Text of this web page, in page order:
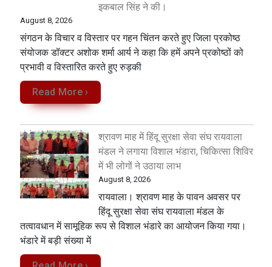
इकबाल सिंह ने की।
August 8, 2026
संगठन के विचार व विस्तार पर गहन चिंतन करते हुए जिला प्रकोष्ठ
संयोजक डॉक्टर अशोक शर्मा आर्य ने कहा कि हमें अपने प्रकोष्ठों को
प्रभावी व विस्तारित करते हुए रुड़की
Read More ›
श्रावण माह में हिंदू सुरक्षा सेवा संघ रायवाला
मंडल ने लगाया विशाल भंडारा, चिकित्सा शिविर
में भी लोगों ने उठाया लाभ
August 8, 2026
रायवाला। श्रावण माह के पावन अवसर पर
हिंदू सुरक्षा सेवा संघ रायवाला मंडल के
तत्वावधान में सामूहिक रूप से विशाल भंडारे का आयोजन किया गया।
भंडारे में बड़ी संख्या में